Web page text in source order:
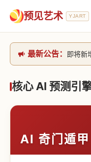
预见艺术 YJART
最新公告：
核心 AI 预测引
AI 奇门遁甲